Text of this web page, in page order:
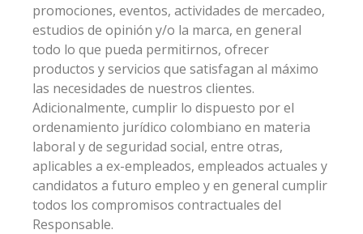
promociones, eventos, actividades de mercadeo,
estudios de opinión y/o la marca, en general
todo lo que pueda permitirnos, ofrecer
productos y servicios que satisfagan al máximo
las necesidades de nuestros clientes.
Adicionalmente, cumplir lo dispuesto por el
ordenamiento jurídico colombiano en materia
laboral y de seguridad social, entre otras,
aplicables a ex-empleados, empleados actuales y
candidatos a futuro empleo y en general cumplir
todos los compromisos contractuales del
Responsable.